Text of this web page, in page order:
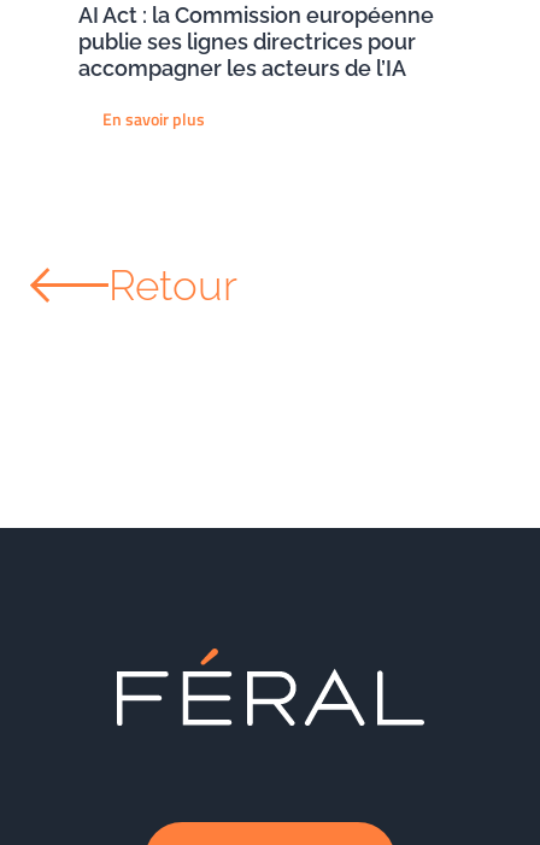
AI Act : la Commission européenne
publie ses lignes directrices pour
accompagner les acteurs de l’IA
En savoir plus
Retour